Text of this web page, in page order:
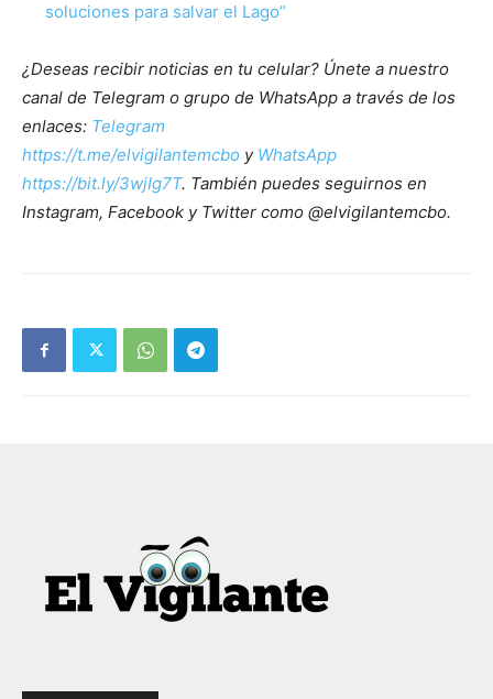
soluciones para salvar el Lago”
¿Deseas recibir noticias en tu celular? Únete a nuestro
canal de Telegram o grupo de WhatsApp a través de los
enlaces: Telegram
https://t.me/elvigilantemcbo y WhatsApp
https://bit.ly/3wjIg7T. También puedes seguirnos en
Instagram, Facebook y Twitter como @elvigilantemcbo.